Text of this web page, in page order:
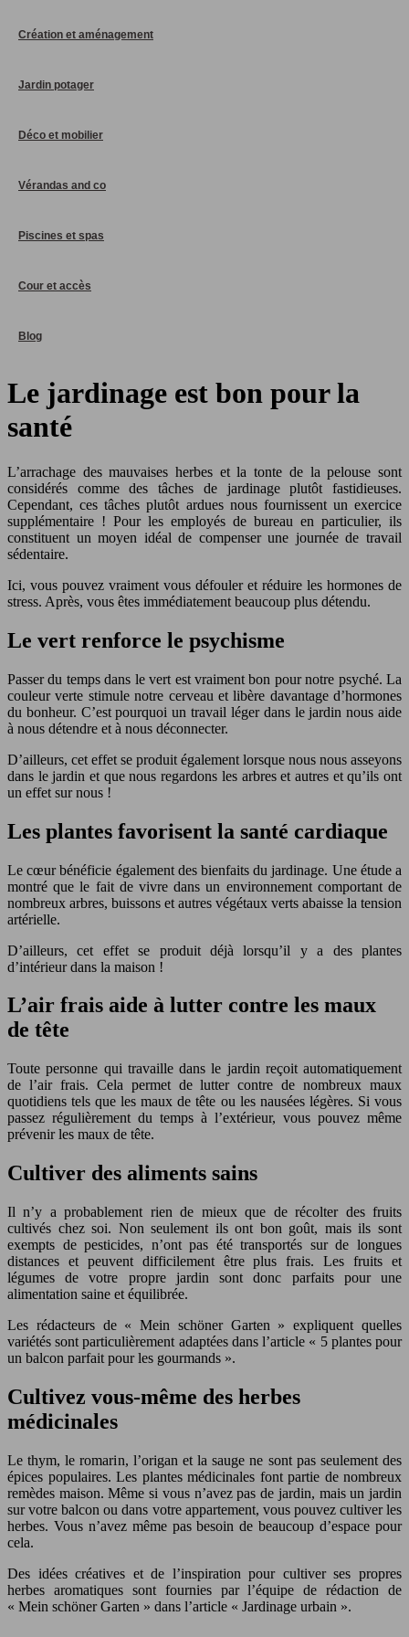
Création et aménagement
Jardin potager
Déco et mobilier
Vérandas and co
Piscines et spas
Cour et accès
Blog
Le jardinage est bon pour la
santé
L’arrachage des mauvaises herbes et la tonte de la pelouse sont
considérés comme des tâches de jardinage plutôt fastidieuses.
Cependant, ces tâches plutôt ardues nous fournissent un exercice
supplémentaire ! Pour les employés de bureau en particulier, ils
constituent un moyen idéal de compenser une journée de travail
sédentaire.
Ici, vous pouvez vraiment vous défouler et réduire les hormones de
stress. Après, vous êtes immédiatement beaucoup plus détendu.
Le vert renforce le psychisme
Passer du temps dans le vert est vraiment bon pour notre psyché. La
couleur verte stimule notre cerveau et libère davantage d’hormones
du bonheur. C’est pourquoi un travail léger dans le jardin nous aide
à nous détendre et à nous déconnecter.
D’ailleurs, cet effet se produit également lorsque nous nous asseyons
dans le jardin et que nous regardons les arbres et autres et qu’ils ont
un effet sur nous !
Les plantes favorisent la santé cardiaque
Le cœur bénéficie également des bienfaits du jardinage. Une étude a
montré que le fait de vivre dans un environnement comportant de
nombreux arbres, buissons et autres végétaux verts abaisse la tension
artérielle.
D’ailleurs, cet effet se produit déjà lorsqu’il y a des plantes
d’intérieur dans la maison !
L’air frais aide à lutter contre les maux
de tête
Toute personne qui travaille dans le jardin reçoit automatiquement
de l’air frais. Cela permet de lutter contre de nombreux maux
quotidiens tels que les maux de tête ou les nausées légères. Si vous
passez régulièrement du temps à l’extérieur, vous pouvez même
prévenir les maux de tête.
Cultiver des aliments sains
Il n’y a probablement rien de mieux que de récolter des fruits
cultivés chez soi. Non seulement ils ont bon goût, mais ils sont
exempts de pesticides, n’ont pas été transportés sur de longues
distances et peuvent difficilement être plus frais. Les fruits et
légumes de votre propre jardin sont donc parfaits pour une
alimentation saine et équilibrée.
Les rédacteurs de « Mein schöner Garten » expliquent quelles
variétés sont particulièrement adaptées dans l’article « 5 plantes pour
un balcon parfait pour les gourmands ».
Cultivez vous-même des herbes
médicinales
Le thym, le romarin, l’origan et la sauge ne sont pas seulement des
épices populaires. Les plantes médicinales font partie de nombreux
remèdes maison. Même si vous n’avez pas de jardin, mais un jardin
sur votre balcon ou dans votre appartement, vous pouvez cultiver les
herbes. Vous n’avez même pas besoin de beaucoup d’espace pour
cela.
Des idées créatives et de l’inspiration pour cultiver ses propres
herbes aromatiques sont fournies par l’équipe de rédaction de
« Mein schöner Garten » dans l’article « Jardinage urbain ».